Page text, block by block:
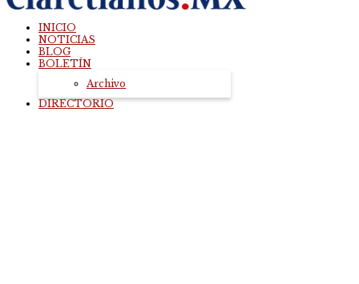
INICIO
NOTICIAS
BLOG
BOLETÍN
Archivo
DIRECTORIO